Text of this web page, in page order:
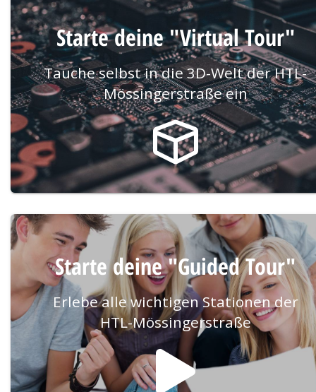
Starte deine "Virtual Tour"
Tauche selbst in die 3D-Welt der HTL-
Mössingerstraße ein
Starte deine "Guided Tour"
Erlebe alle wichtigen Stationen der
HTL-Mössingerstraße